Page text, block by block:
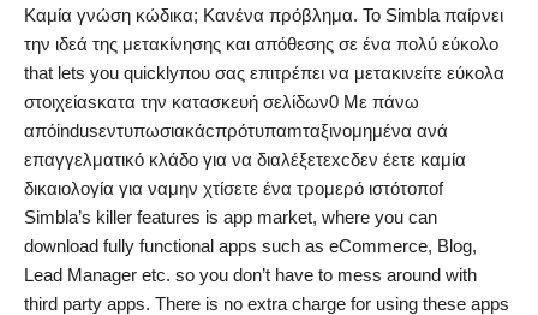
Καμία γνώση κώδικα; Κανένα πρόβλημα. Το Simbla παίρνει
την ιδεά της μετακίνησης και απόθεσης σε ένα πολύ εύκολο
that lets you quicklyπου σας επιτρέπει να μετακινείτε εύκολα
στοιχείαsκατα την κατασκευή σελίδων0 Με πάνω
απόindusεντυπωσιακάcπρότυπαmταξινομημένα ανά
επαγγελματικό κλάδο για να διαλέξετεxcδεν έετε καμία
δικαιολογία για ναμην χτίσετε ένα τρομερό ιστότοποf
Simbla’s killer features is app market, where you can
download fully functional apps such as eCommerce, Blog,
Lead Manager etc. so you don’t have to mess around with
third party apps. There is no extra charge for using these apps